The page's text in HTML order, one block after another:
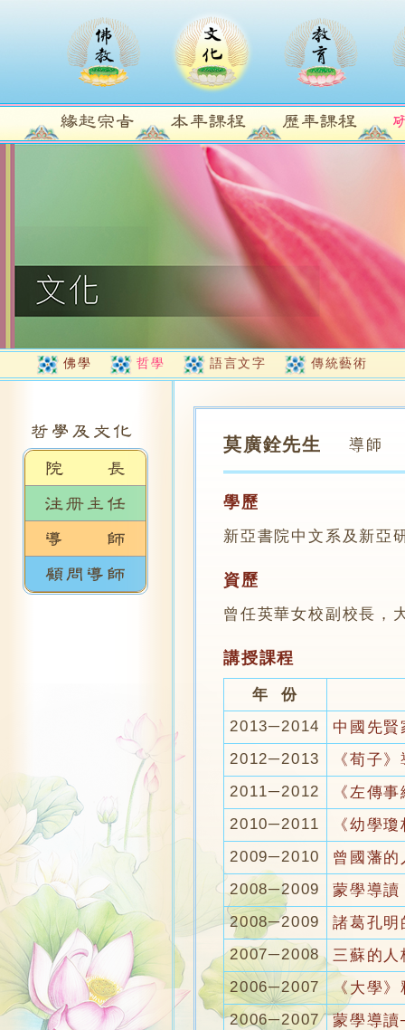
佛學 哲學 語言文字 傳統藝術
莫廣銓先生 導師
學歷
新亞書院中文系及新亞
資歷
曾任英華女校副校長，
講授課程
年 份
2013─2014
中國先賢
2012─2013
《荀子
2011─2012
《左傳
2010─2011
《幼學
2009─2010
曾國藩
2008─2009
蒙學導讀
2008─2009
諸葛孔明
2007─2008
三蘇的人
2006─2007
《大學》
2006─2007
蒙學導